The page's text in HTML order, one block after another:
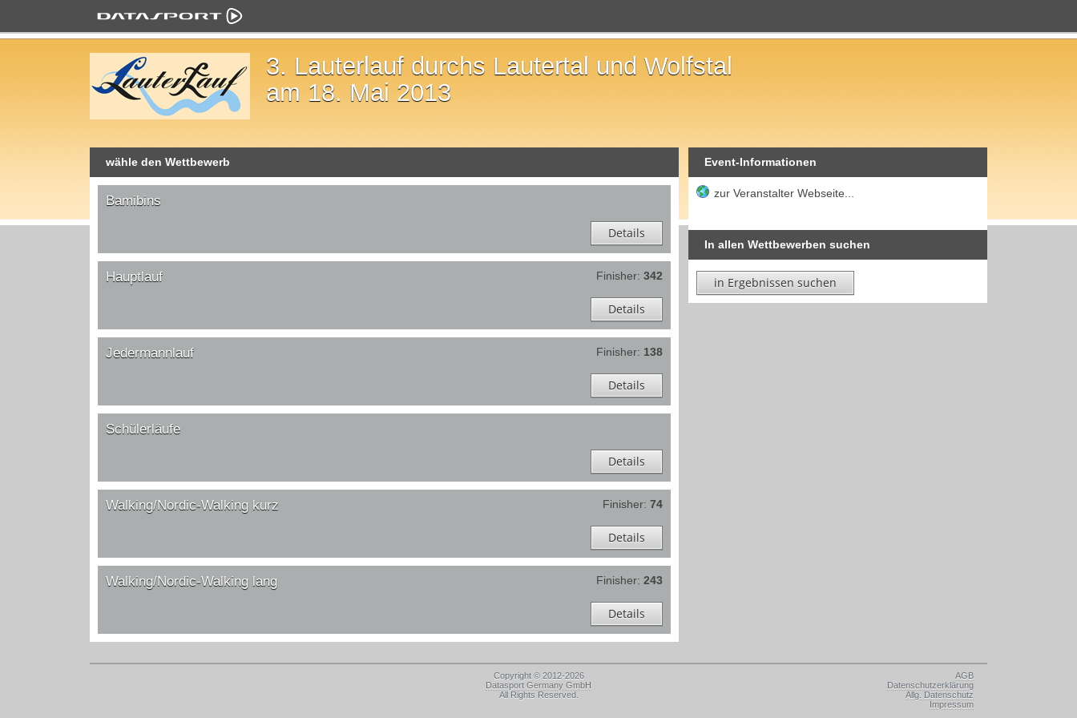
3. Lauterlauf durchs Lautertal und Wolfstal
am 18. Mai 2013
wähle den Wettbewerb
Bamibins
Details
Hauptlauf Finisher: 342
Details
Jedermannlauf Finisher: 138
Details
Schülerläufe
Details
Walking/Nordic-Walking kurz Finisher: 74
Details
Walking/Nordic-Walking lang Finisher: 243
Details
Event-Informationen
zur Veranstalter Webseite...
In allen Wettbewerben suchen
in Ergebnissen suchen
Copyright © 2012-2026
Datasport Germany GmbH
All Rights Reserved.
AGB
Datenschutzerklärung
Allg. Datenschutz
Impressum